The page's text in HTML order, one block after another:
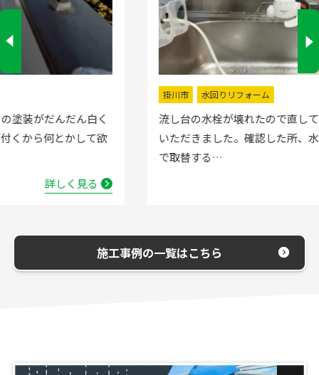
流し台の水栓が壊れたので直してほしいと弊社にお電話
いただきました。確認した所、水栓の吐水が落ちたよう
施工事例の一覧はこちら